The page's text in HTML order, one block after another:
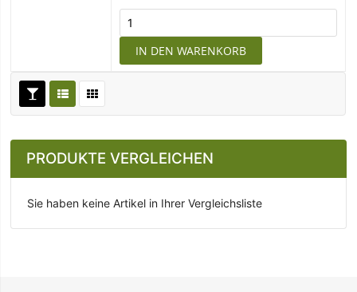
IN DEN WARENKORB
PRODUKTE VERGLEICHEN
Sie haben keine Artikel in Ihrer Vergleichsliste